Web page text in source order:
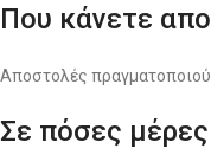
Που κάνετε
Αποστολές
Σε πόσες